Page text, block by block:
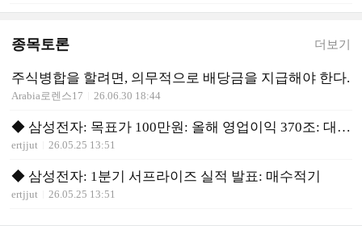
종목토론 더보기
주식병합을 할려면, 의무적으로 배당금을 지급해야 한다.
Arabia로렌스17 26.06.30 18:44
◆ 삼성전자: 목표가 100만원: 올해 영업이익 370조: 대박!
ertjjut 26.05.25 13:51
◆ 삼성전자: 1분기 서프라이즈 실적 발표: 매수적기
ertjjut 26.05.25 13:51